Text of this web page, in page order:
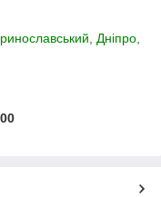
Дніпро,